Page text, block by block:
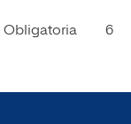
Obligatoria 6